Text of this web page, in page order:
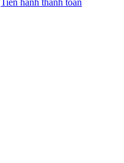
Tiến hành thanh toán